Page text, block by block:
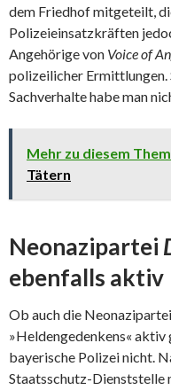
dem Friedhof mitgeteilt,
Polizeieinsatzkräften
Angehörige von Voice of
polizeilicher
Sachverhalte habe man
Mehr zu diesem
Tätern
Neonazipartei
ebenfalls aktiv
Ob auch die Neonazipartei
»Heldengedenkens«
bayerische Polizei nicht.
Staatsschutz-Dienststelle